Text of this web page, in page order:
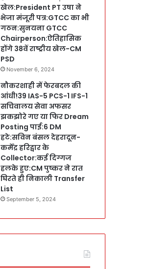
खेल:President PT उषा ने
भेजा मंजूरी पत्र:GTCC का भी
गठन:सुनयना GTCC
Chairperson:ऐतिहासिक
होंगे 38वें राष्ट्रीय खेल-CM
PSD
November 6, 2024
नौकरशाही में फेरबदल की
आंधी!39 IAS-5 PCS-1 IFS-1
सचिवालय सेवा अफसर
झकझोरे गए या फिर Dream
Posting पाई:6 DM
हटे:सविन बंसल देहरादून-
कर्मेंद्र हरिद्वार के
Collector:कई दिग्गज
हलके हुए:CM पुष्कर ने रात
घिरते ही निकाली Transfer
List
September 5, 2024